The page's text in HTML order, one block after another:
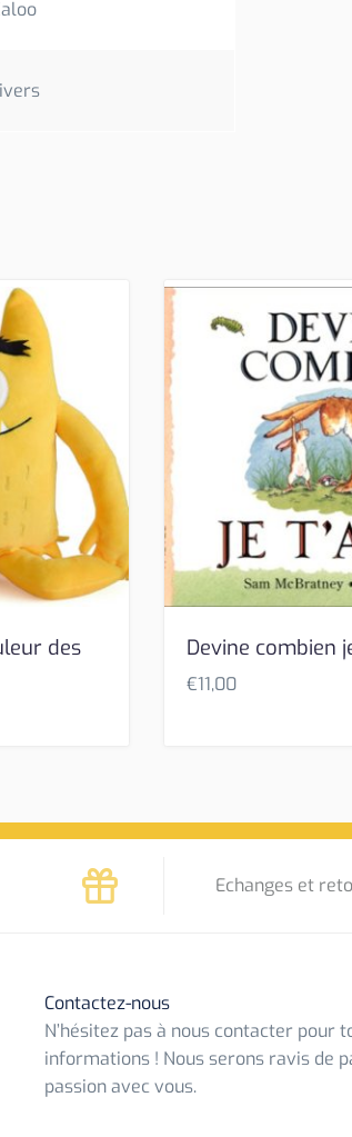
des
Devine combien
€11,00
Echanges et
Contactez-nous
N’hésitez pas à nous contacter pour
informations ! Nous serons ravis de
passion avec vous.